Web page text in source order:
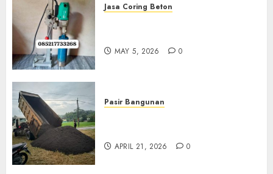
Jasa Coring Beton
MAY 5, 2026 0
Pasir Bangunan
APRIL 21, 2026 0